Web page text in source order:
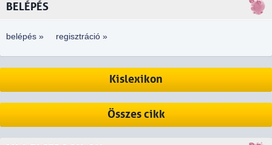
BELÉPÉS
belépés » regisztráció »
Kislexikon
Összes cikk